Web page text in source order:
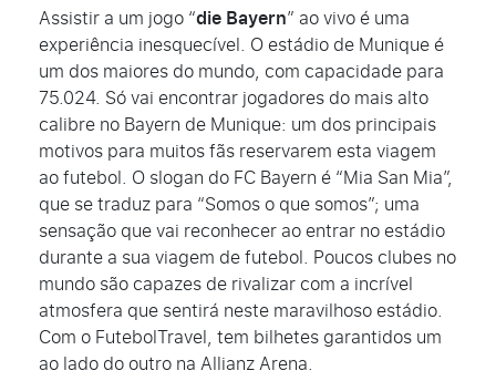
Assistir a um jogo “die Bayern” ao vivo é uma
experiência inesquecível. O estádio de Munique é
um dos maiores do mundo, com capacidade para
75.024. Só vai encontrar jogadores do mais alto
calibre no Bayern de Munique: um dos principais
motivos para muitos fãs reservarem esta viagem
ao futebol. O slogan do FC Bayern é “Mia San Mia”,
que se traduz para “Somos o que somos”; uma
sensação que vai reconhecer ao entrar no estádio
durante a sua viagem de futebol. Poucos clubes no
mundo são capazes de rivalizar com a incrível
atmosfera que sentirá neste maravilhoso estádio.
Com o FutebolTravel, tem bilhetes garantidos um
ao lado do outro na Allianz Arena.